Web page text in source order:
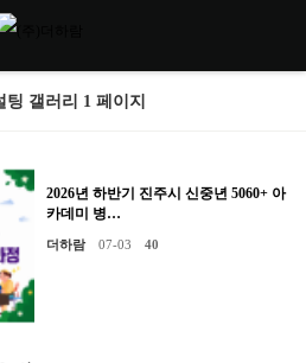
팅 갤러리 1 페이지
2026년 하반기 진주시 신중년 5060+ 아
카데미 병…
더하람 07-03 40